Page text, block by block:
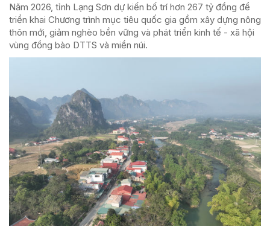
Năm 2026, tỉnh Lạng Sơn dự kiến bố trí hơn 267 tỷ đồng để
triển khai Chương trình mục tiêu quốc gia gồm xây dựng nông
thôn mới, giảm nghèo bền vững và phát triển kinh tế - xã hội
vùng đồng bào DTTS và miền núi.